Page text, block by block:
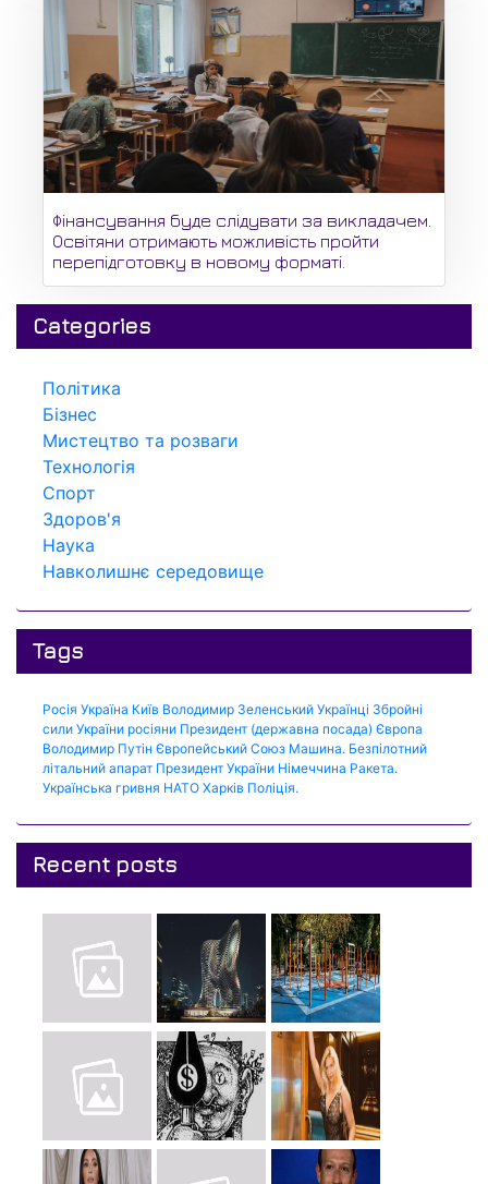
Фінансування буде слідувати за викладачем.
Освітяни отримають можливість пройти
перепідготовку в новому форматі.
Categories
Політика
Бізнес
Мистецтво та розваги
Технологія
Спорт
Здоров'я
Наука
Навколишнє середовище
Tags
Росія Україна Київ Володимир Зеленський Українці Збройні
сили України росіяни Президент (державна посада) Європа
Володимир Путін Європейський Союз Машина. Безпілотний
літальний апарат Президент України Німеччина Ракета.
Українська гривня НАТО Харків Поліція.
Recent posts